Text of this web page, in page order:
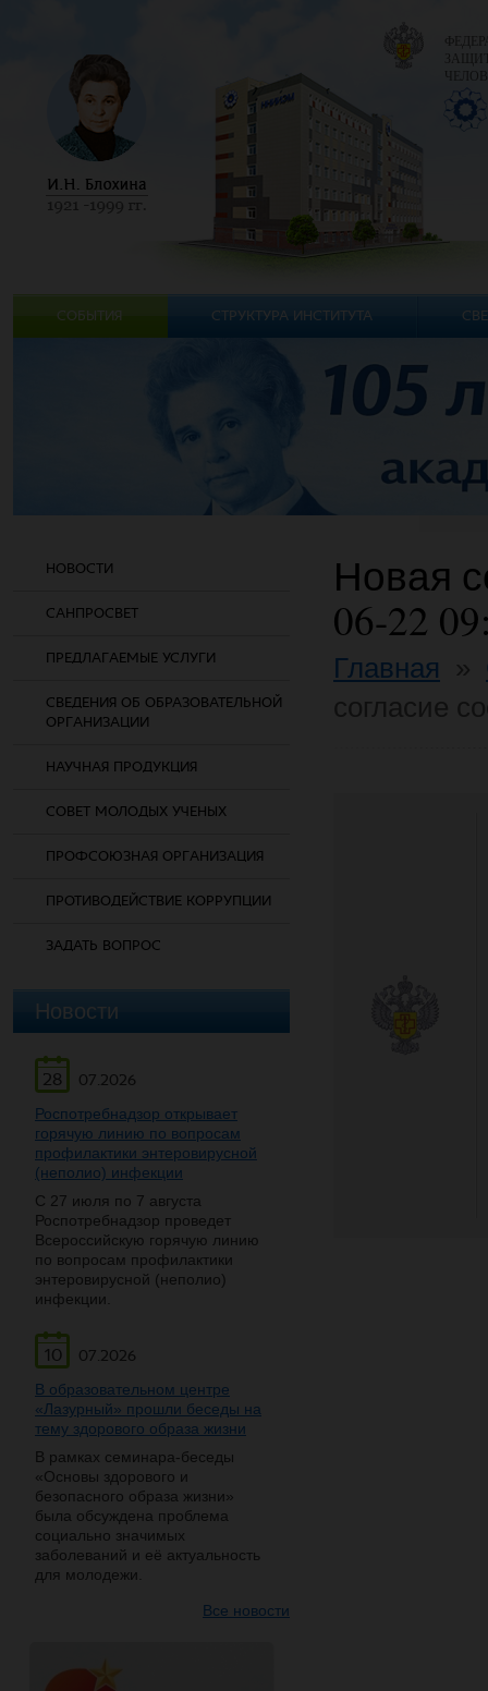
НОВОСТИ
САНПРОСВЕТ
ПРЕДЛАГАЕМЫЕ УСЛУГИ
СВЕДЕНИЯ ОБ ОБРАЗОВАТЕЛЬНОЙ
ОРГАНИЗАЦИИ
НАУЧНАЯ ПРОДУКЦИЯ
СОВЕТ МОЛОДЫХ УЧЕНЫХ
ПРОФСОЮЗНАЯ ОРГАНИЗАЦИЯ
ПРОТИВОДЕЙСТВИЕ КОРРУПЦИИ
ЗАДАТЬ ВОПРОС
Новости
28
07.2026
Роспотребнадзор открывает
горячую линию по вопросам
профилактики энтеровирусной
(неполио) инфекции
С 27 июля по 7 августа
Роспотребнадзор проведет
Всероссийскую горячую линию
по вопросам профилактики
энтеровирусной (неполио)
инфекции.
10
07.2026
В образовательном центре
«Лазурный» прошли беседы на
тему здорового образа жизни
В рамках семинара-беседы
«Основы здорового и
безопасного образа жизни»
была обсуждена проблема
социально значимых
заболеваний и её актуальность
для молодежи.
Все новости
Новая
06-22
Главная
СОБЫТИЯ СТРУКТУРА ИНСТИТУТА